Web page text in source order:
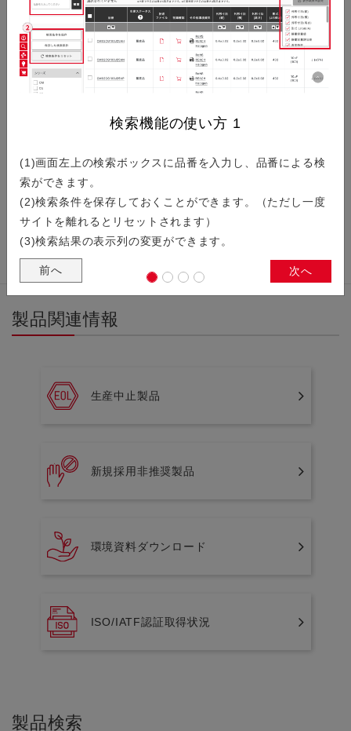
検索機能の使い方 1
(1)画面左上の検索ボックスに品番を入力し、品番による検
索ができます。
(2)検索条件を保存しておくことができます。（ただし一度
サイトを離れるとリセットされます）
(3)検索結果の表示列の変更ができます。
前へ 次へ
小型化と高周波化を両立させた設計技術について紹介します。
スマートグラス向けタイミングデバ…
タイミングデバイスをご紹介します。
製品関連情報
生産中止製品
新規採用非推奨製品
環境資料ダウンロード
ISO/IATF認証取得状況
製品検索